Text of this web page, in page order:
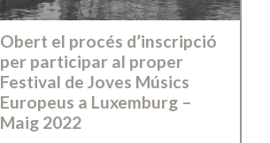
Obert el procés d’inscripció
per participar al proper
Festival de Joves Músics
Europeus a Luxemburg –
Maig 2022